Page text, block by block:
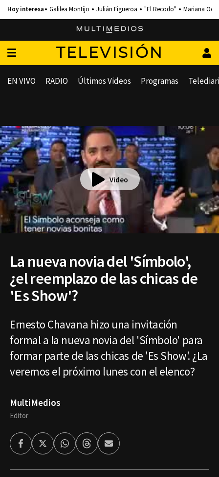
Galilea Montijo Julián Figueroa "El Recodo" Mariana
TELEVISIÓN
EN VIVO RADIO Últimos Videos Programas
Video
La nueva novia del 'Símbolo',
¿el reemplazo de las chicas de
'Es Show'?
Ernesto Chavana hizo una invitación
formal a la nueva novia del 'Símbolo' para
formar parte de las chicas de 'Es Show'. ¿La
veremos el próximo lunes con el elenco?
MultiMedios
Editor
FacebookTwitterWhatsappThreadsEnviar
por